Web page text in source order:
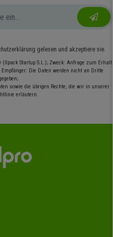
gelesen und akzeptiere sie.
(Ilpack Startup S.L.); Zweck: Anfrage zum Erhalt
Die Daten werden nicht an Dritte
sowie die übrigen Rechte, die wir in unserer
erläutern.